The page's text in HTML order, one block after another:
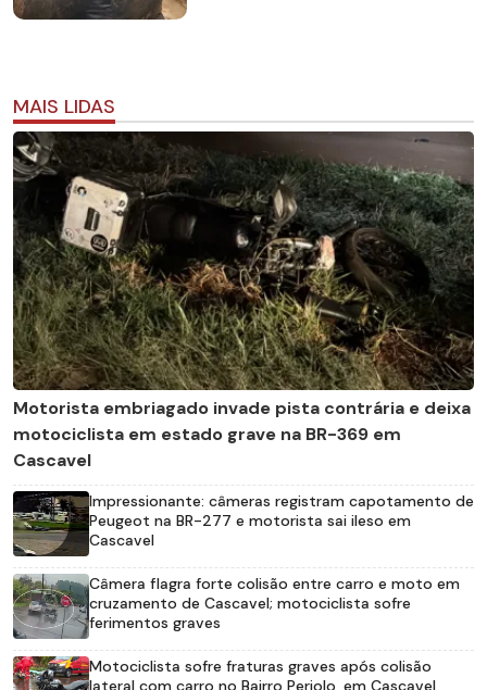
MAIS LIDAS
Motorista embriagado invade pista contrária e deixa
motociclista em estado grave na BR-369 em
Cascavel
Impressionante: câmeras registram capotamento de
Peugeot na BR-277 e motorista sai ileso em
Cascavel
Câmera flagra forte colisão entre carro e moto em
cruzamento de Cascavel; motociclista sofre
ferimentos graves
Motociclista sofre fraturas graves após colisão
lateral com carro no Bairro Periolo, em Cascavel